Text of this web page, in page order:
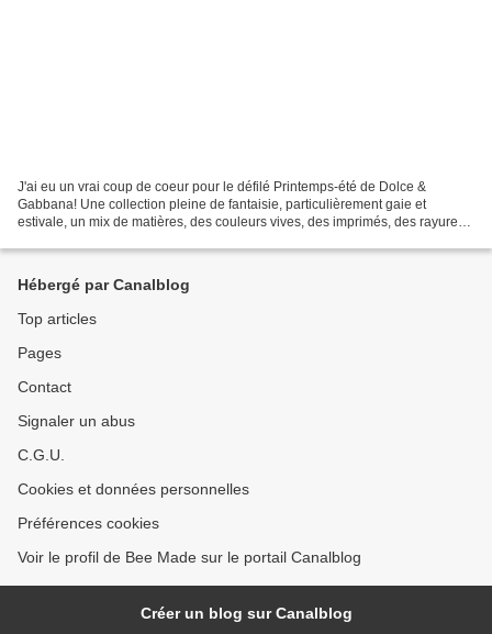
J'ai eu un vrai coup de coeur pour le défilé Printemps-été de Dolce &
Gabbana! Une collection pleine de fantaisie, particulièrement gaie et
estivale, un mix de matières, des couleurs vives, des imprimés, des rayures...
Hébergé par Canalblog
Top articles
Pages
Contact
Signaler un abus
C.G.U.
Cookies et données personnelles
Préférences cookies
Voir le profil de Bee Made sur le portail Canalblog
Créer un blog sur Canalblog